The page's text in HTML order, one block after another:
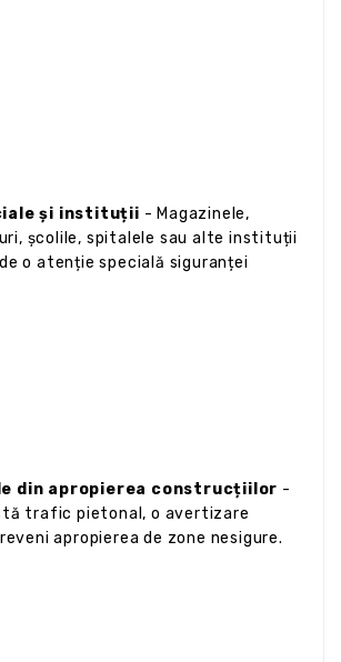
și instituții - Magazinele,
școlile, spitalele sau alte instituții
o atenție specială siguranței
din apropierea construcțiilor -
trafic pietonal, o avertizare
apropierea de zone nesigure.